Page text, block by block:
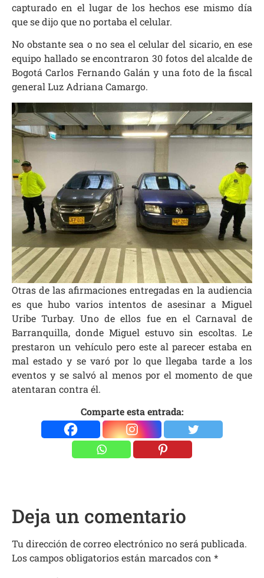
capturado en el lugar de los hechos ese mismo día
que se dijo que no portaba el celular.
No obstante sea o no sea el celular del sicario, en ese
equipo hallado se encontraron 30 fotos del alcalde de
Bogotá Carlos Fernando Galán y una foto de la fiscal
general Luz Adriana Camargo.
Otras de las afirmaciones entregadas en la audiencia
es que hubo varios intentos de asesinar a Miguel
Uribe Turbay. Uno de ellos fue en el Carnaval de
Barranquilla, donde Miguel estuvo sin escoltas. Le
prestaron un vehículo pero este al parecer estaba en
mal estado y se varó por lo que llegaba tarde a los
eventos y se salvó al menos por el momento de que
atentaran contra él.
Comparte esta entrada:
Deja un comentario
Tu dirección de correo electrónico no será publicada.
Los campos obligatorios están marcados con *